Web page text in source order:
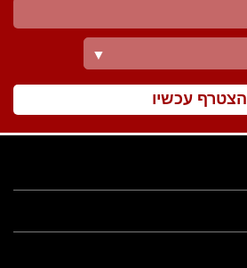
▼
הצטרף עכשיו